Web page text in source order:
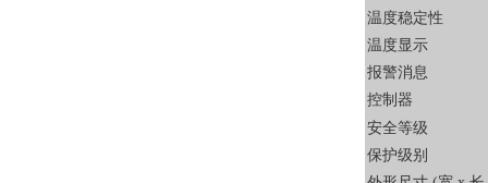
温度稳定性
温度显示
报警消息
控制器
安全等级
保护级别